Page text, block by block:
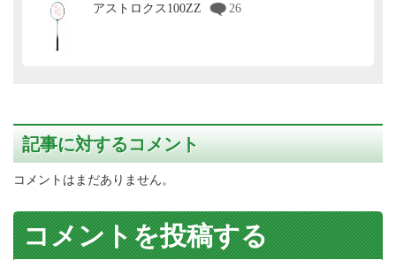
アストロクス100ZZ 26
記事に対するコメント
コメントはまだありません。
コメントを投稿する